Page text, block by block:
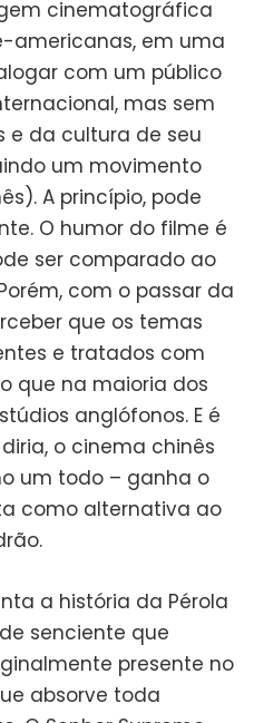
cinematográfica
americanas, em uma
com um público
mas sem
e da cultura de seu
um movimento
A princípio, pode
O humor do filme é
ser comparado ao
com o passar da
que os temas
e tratados com
que na maioria dos
anglófonos. E é
o cinema chinês
um todo – ganha o
como alternativa ao
a história da Pérola
senciente que
presente no
absorve toda